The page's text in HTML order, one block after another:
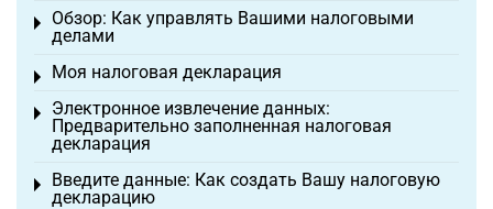
Обзор: Как управлять Вашими налоговыми
делами
Toggle menu
Моя налоговая декларация
Toggle menu
Электронное извлечение данных:
Предварительно заполненная налоговая
декларация
Toggle menu
Введите данные: Как создать Вашу налоговую
декларацию
Toggle menu